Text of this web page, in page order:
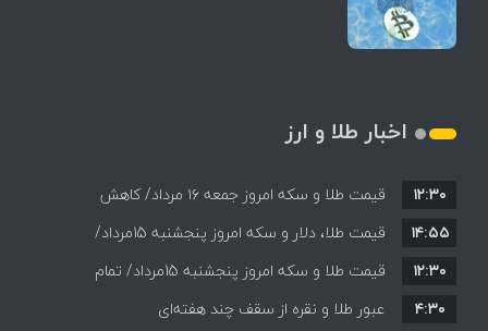
اخبار طلا و ارز
قیمت طلا و سکه امروز جمعه ۱۶ مرداد/ کاهش
قیمت ها+ جدول و جزییات
۱۲:۳۰
قیمت طلا، دلار و سکه امروز پنجشنبه 15مرداد/
افزایش قیمت ها + جدول
۱۴:۵۵
قیمت طلا و سکه امروز پنجشنبه 15مرداد/ تمام
قیمت ها بر مدار افزایش + جدول
۱۲:۳۰
عبور طلا و نقره از سقف چند هفته‌ای
۴:۳۰